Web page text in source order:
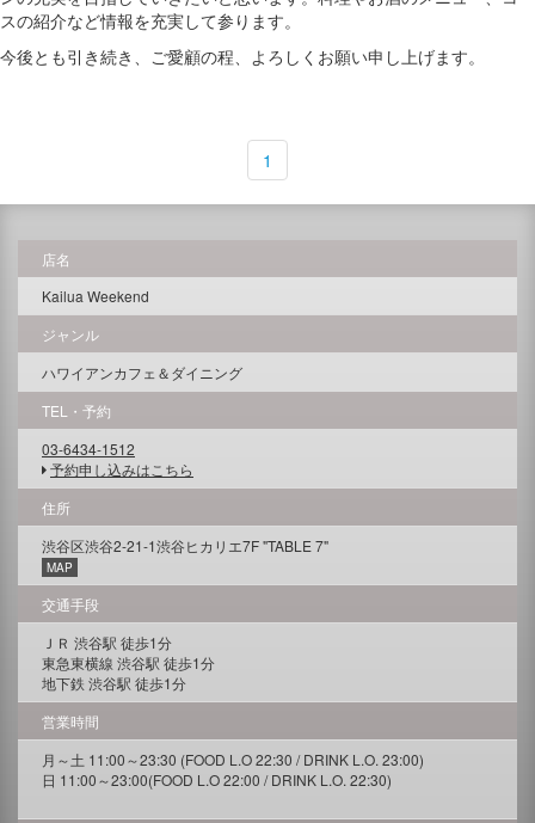
スの紹介など情報を充実して参ります。
今後とも引き続き、ご愛顧の程、よろしくお願い申し上げます。
1
店名
Kailua Weekend
ジャンル
ハワイアンカフェ＆ダイニング
TEL・予約
03-6434-1512
予約申し込みはこちら
住所
渋谷区渋谷2-21-1渋谷ヒカリエ7F "TABLE 7"
MAP
交通手段
ＪＲ 渋谷駅 徒歩1分
東急東横線 渋谷駅 徒歩1分
地下鉄 渋谷駅 徒歩1分
営業時間
月～土 11:00～23:30 (FOOD L.O 22:30 / DRINK L.O. 23:00)
日 11:00～23:00(FOOD L.O 22:00 / DRINK L.O. 22:30)